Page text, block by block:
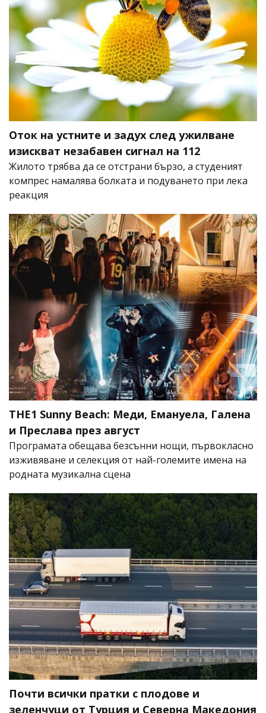
Оток на устните и задух след ужилване
изискват незабавен сигнал на 112
Жилото трябва да се отстрани бързо, а студеният
компрес намалява болката и подуването при лека
реакция
THE1 Sunny Beach: Меди, Емануела, Галена
и Преслава през август
Програмата обещава безсънни нощи, първокласно
изживяване и селекция от най-големите имена на
родната музикална сцена
Почти всички пратки с плодове и
зеленчуци от Турция и Северна Македония